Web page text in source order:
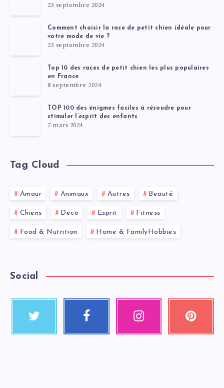
23 septembre 2024
Comment choisir la race de petit chien idéale pour
votre mode de vie ?
23 septembre 2024
Top 10 des races de petit chien les plus populaires
en France
8 septembre 2024
TOP 100 des énigmes faciles à résoudre pour
stimuler l’esprit des enfants
2 mars 2024
Tag Cloud
Amour Animaux Autres Beauté
Chiens Deco Esprit Fitness
Food & Nutrition Home & FamilyHobbies
Social